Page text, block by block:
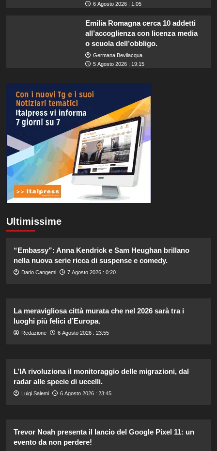
6 Agosto 2026 : 1:05
Emilia Romagna cerca 10 addetti
all’accoglienza con licenza media
o scuola dell’obbligo.
Germana Bevilacqua
5 Agosto 2026 : 19:15
Ultimissime
“Embassy”: Anna Kendrick e Sam Heughan brillano
nella nuova serie ricca di suspense e comedy.
Dario Cangemi 7 Agosto 2026 : 0:20
La meravigliosa città murata che nel 2026 sarà tra i
luoghi più felici d’Europa.
Redazione 6 Agosto 2026 : 23:55
L’IA rivoluziona il monitoraggio delle migrazioni, dal
radar alle specie di uccelli.
Luigi Salemi 6 Agosto 2026 : 23:45
Trevor Noah presenta il lancio del Google Pixel 11: un
evento da non perdere!